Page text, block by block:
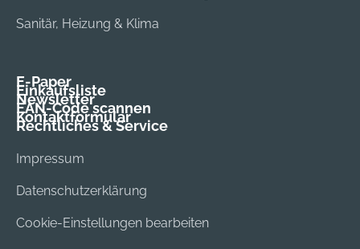
Sanitär, Heizung & Klima
E-Paper
Einkaufsliste
Newsletter
EAN-Code scannen
Kontaktformular
Rechtliches & Service
Impressum
Datenschutzerklärung
Cookie-Einstellungen bearbeiten